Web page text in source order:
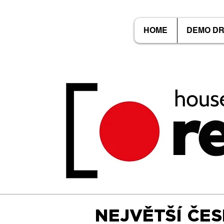
HOME DEMO
NEJVĚTŠÍ